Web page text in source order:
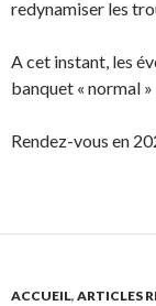
redynamiser les
A cet instant, les
banquet « normal
Rendez-vous en
ACCUEIL, ARTICLES